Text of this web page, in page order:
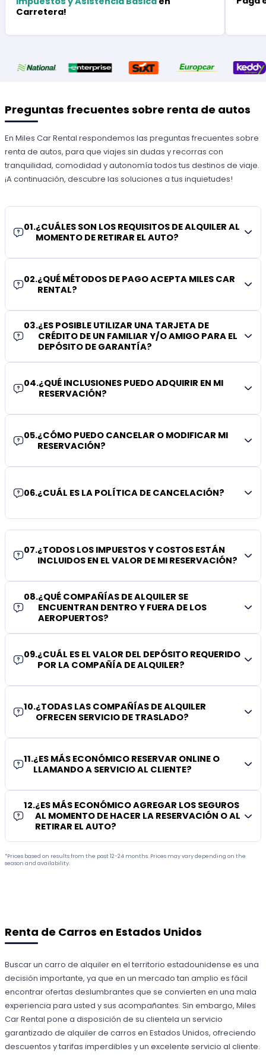
Carretera!
Preguntas frecuentes sobre renta de autos
En Miles Car Rental respondemos las preguntas frecuentes sobre
renta de autos, para que viajes sin dudas y recorras con
tranquilidad, comodidad y autonomía todos tus destinos de viaje.
¡A continuación, descubre las soluciones a tus inquietudes!
01.¿CUÁLES SON LOS REQUISITOS DE ALQUILER AL
MOMENTO DE RETIRAR EL AUTO?
02.¿QUÉ MÉTODOS DE PAGO ACEPTA MILES CAR
RENTAL?
03.¿ES POSIBLE UTILIZAR UNA TARJETA DE
CRÉDITO DE UN FAMILIAR Y/O AMIGO PARA EL
DEPÓSITO DE GARANTÍA?
04.¿QUÉ INCLUSIONES PUEDO ADQUIRIR EN MI
RESERVACIÓN?
05.¿CÓMO PUEDO CANCELAR O MODIFICAR MI
RESERVACIÓN?
06.¿CUÁL ES LA POLÍTICA DE CANCELACIÓN?
07.¿TODOS LOS IMPUESTOS Y COSTOS ESTÁN
INCLUIDOS EN EL VALOR DE MI RESERVACIÓN?
08.¿QUÉ COMPAÑÍAS DE ALQUILER SE
ENCUENTRAN DENTRO Y FUERA DE LOS
AEROPUERTOS?
09.¿CUÁL ES EL VALOR DEL DEPÓSITO REQUERIDO
POR LA COMPAÑÍA DE ALQUILER?
10.¿TODAS LAS COMPAÑÍAS DE ALQUILER
OFRECEN SERVICIO DE TRASLADO?
11.¿ES MÁS ECONÓMICO RESERVAR ONLINE O
LLAMANDO A SERVICIO AL CLIENTE?
12.¿ES MÁS ECONÓMICO AGREGAR LOS SEGUROS
AL MOMENTO DE HACER LA RESERVACIÓN O AL
RETIRAR EL AUTO?
*Prices based on results from the past 12-24 months. Prices may vary depending on the
season and availability.
Renta de Carros en Estados Unidos
Buscar un carro de alquiler en el territorio estadounidense es una
decisión importante, ya que en un mercado tan amplio es fácil
encontrar ofertas deslumbrantes que se convierten en una mala
experiencia para usted y sus acompañantes. Sin embargo, Miles
Car Rental pone a disposición de su clientela un servicio
garantizado de alquiler de carros en Estados Unidos, ofreciendo
descuentos y tarifas imperdibles y un excelente servicio al cliente.